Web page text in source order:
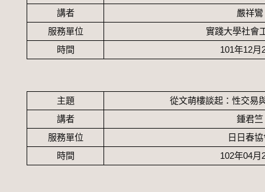
講者
嚴祥鸞
服務單位
實踐大學社會
時間
101年12月
主題
從文萌樓談起：性交易
講者
鍾君竺
服務單位
日日春
時間
102年04月